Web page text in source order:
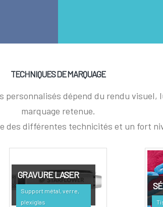
TECHNIQUES DE MARQUAGE
dépend du rendu visuel,
marquage retenue.
des différentes technicités et un fort
GRAVURE LASER
Support métal, verre,
plexiglas